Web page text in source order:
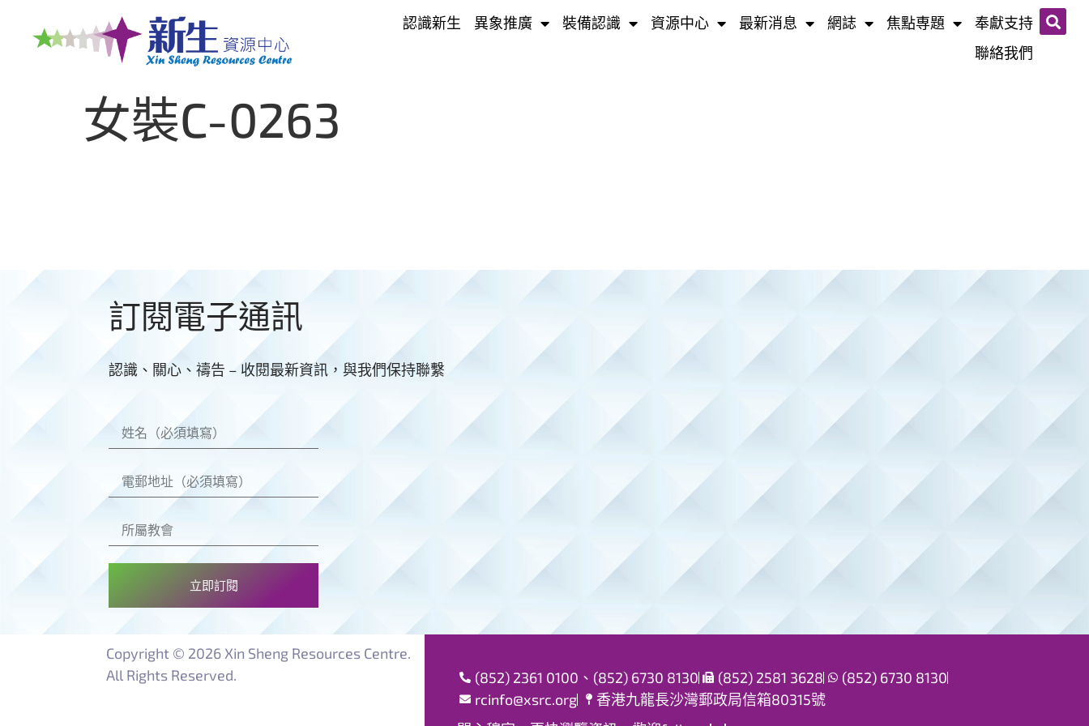
認識新生 異象推廣 裝備認識 資源中心 最新消息 網誌​ 焦點専題
奉獻支持
聯絡我們
女裝C-0263
訂閱電子通訊
認識、關心、禱告 – 收閱最新資訊，與我們保持聯繫
立即訂閱
Copyright © 2026 Xin Sheng Resources Centre.
All Rights Reserved.
(852) 2361 0100、(852) 6730 8130 (852) 2581 3628
(852) 6730 8130
rcinfo@xsrc.org
香港九龍長沙灣郵政局信箱80315號